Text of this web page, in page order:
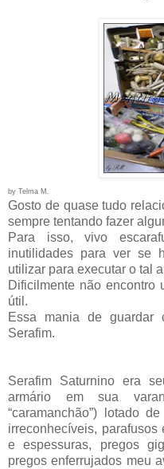
by Telma M.
Gosto de quase tudo
sempre tentando fazer
Para isso, vivo
inutilidades para ver se
utilizar para executar o tal
Dificilmente não encontro
útil.
Essa mania de
Serafim.
Serafim Saturnino era
armário em sua
“caramanchão”) lotado
irreconhecíveis,
e espessuras, pregos
pregos enferrujados meu